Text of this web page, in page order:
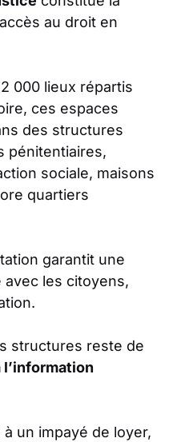
au droit en
000 lieux répartis
ces espaces
des structures
pénitentiaires,
sociale, maisons
quartiers
garantit une
les citoyens,
structures reste de
l’information
un impayé de loyer,